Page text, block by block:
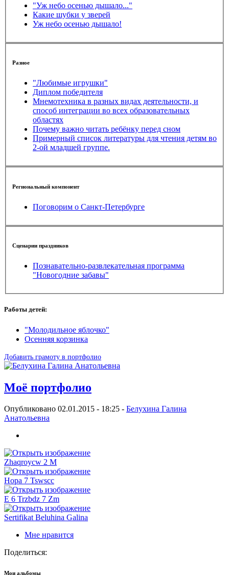
"Уж небо осенью дышало..."
Какие шубки у зверей
Уж небо осенью дышало!
Разное
"Любимые игрушки"
Диплом победителя
Мнемотехника в разных видах деятельности, и
способ интеграции во всех образовательных
областях
Почему важно читать ребёнку перед сном
Примерный список литературы для чтения детям во
2-ой младшей группе.
Региональный компонент
Поговорим о Санкт-Петербурге
Сценарии праздников
Познавательно-развлекательная программа
"Новогодние забавы"
Работы детей:
"Молодильное яблочко"
Осенняя корзинка
Добавить грамоту в портфолио
Моё портфолио
Опубликовано 02.01.2015 - 18:25 - Белухина Галина
Анатольевна
Zhaqroycw 2 M
Hopa 7 Tswscc
E 6 Trzbdz 7 Zm
Sertifikat Beluhina Galina
Мне нравится
Поделиться:
Мои альбомы